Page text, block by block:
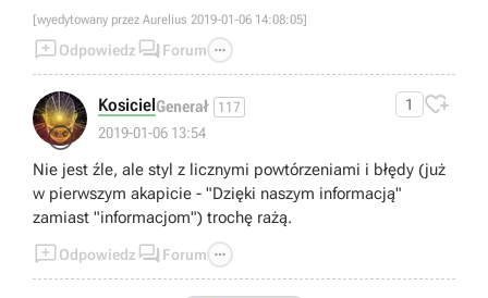
[wyedytowany przez Aurelius 2019-01-06 14:08:05]
Odpowiedz  Forum 
😉
KosicielGenerał 117
2019-01-06 13:54
1 
Nie jest źle, ale styl z licznymi powtórzeniami i błędy (już
w pierwszym akapicie - "Dzięki naszym informacją"
zamiast "informacjom") trochę rażą.
Odpowiedz  Forum 